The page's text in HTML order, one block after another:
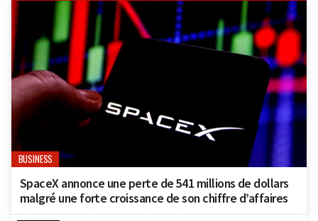
BUSINESS
SpaceX annonce une perte de 541 millions de dollars
malgré une forte croissance de son chiffre d’affaires